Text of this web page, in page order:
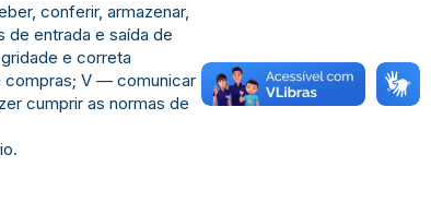
conferir, armazenar,
entrada e saída de
e correta
V — comunicar à
cumprir as normas de